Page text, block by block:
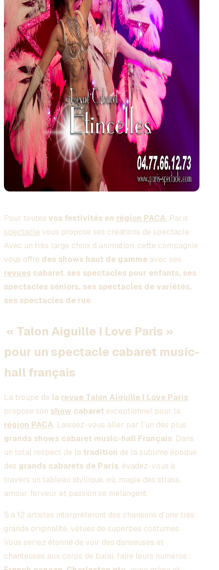
Pour toutes vos festivités en région PACA, Paris
spectacle vous propose ses créations de spectacle.
Avec un très large choix d´animation, cette compagnie
vous offre des shows haut de gamme avec ses
revues cabaret, ses spectacles pour enfants, ses
spectacles séniors, ses spectacles de variétés,
ses spectacles de rue.
« Talon Aiguille I Love Paris »
pour un spectacle cabaret music-
hall français
La troupe de la revue Talon Aiguille I Love Paris
propose son show cabaret exceptionnel pour la
région PACA. Laissez-vous aller par l´un des plus
grands shows cabaret music-hall Français. Dans
un total respect de latradition de la sublime époque
des grands cabarets de Paris, évadez-vous à
travers un tableau idyllique, où, magie des strass,
amour, ferveur et passion se mélangent.
5 à 12 artistes interpréteront des chansons d´une très
grande originalité, vêtues de superbes costumes.
Vous seriez étonné de voir des danseuses et
chanteuses aux corps de balai, faire leurs numéros :